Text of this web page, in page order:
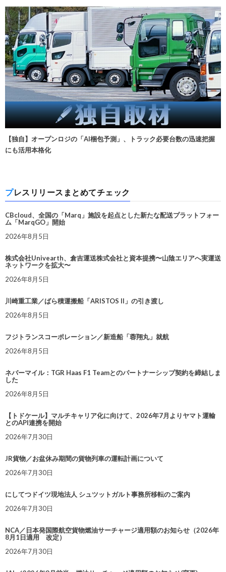
【独自】オープンロジの「AI梱包予測」、トラック必要台数の迅速把握
にも活用本格化
プレスリリースまとめてチェック
CBcloud、全国の「Marq」施設を起点とした新たな配送プラットフォー
ム「MarqGO」開始
2026年8月5日
株式会社Univearth、倉吉運送株式会社と資本提携〜山陰エリアへ実運送
ネットワークを拡大〜
2026年8月5日
川崎重工業／ばら積運搬船「ARISTOS II」の引き渡し
2026年8月5日
フジトランスコーポレーション／新造船「蓉翔丸」就航
2026年8月5日
ネバーマイル：TGR Haas F1 Teamとのパートナーシップ契約を締結しま
した
2026年8月5日
【トドケール】マルチキャリア化に向けて、2026年7月よりヤマト運輸
とのAPI連携を開始
2026年7月30日
JR貨物／お盆休み期間の貨物列車の運転計画について
2026年7月30日
にしてつドイツ現地法人 シュツットガルト事務所移転のご案内
2026年7月30日
NCA／日本発国際航空貨物燃油サーチャージ適用額のお知らせ（2026年
8月1日適用 改定）
2026年7月30日